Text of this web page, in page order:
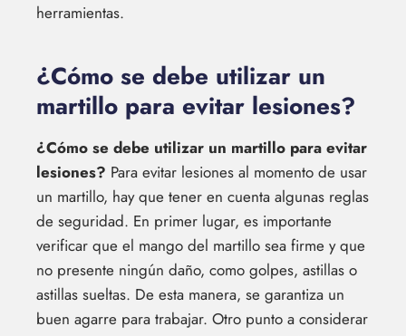
herramientas.
¿Cómo se debe utilizar un
martillo para evitar lesiones?
¿Cómo se debe utilizar un martillo para evitar
lesiones? Para evitar lesiones al momento de usar
un martillo, hay que tener en cuenta algunas reglas
de seguridad. En primer lugar, es importante
verificar que el mango del martillo sea firme y que
no presente ningún daño, como golpes, astillas o
astillas sueltas. De esta manera, se garantiza un
buen agarre para trabajar. Otro punto a considerar